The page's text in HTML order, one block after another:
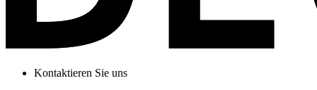
Kontaktieren Sie uns